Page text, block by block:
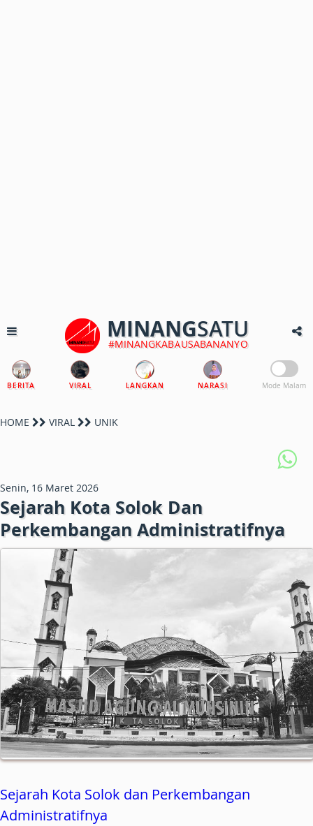
MINANGSATU
#MINANGKABAUSABANANYO
BERITA VIRAL LANGKAN NARASI Mode Malam
HOME VIRAL UNIK
Senin, 16 Maret 2026
Sejarah Kota Solok Dan
Perkembangan Administratifnya
Sejarah Kota Solok dan Perkembangan
Administratifnya